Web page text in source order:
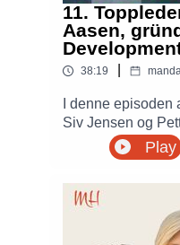
11.
Aasen,
38:19
I denne
Siv Jensen og
gründer og Chief
Aider. Sammen
kultur gjennom
kommer først, og
videre vekst i
Play